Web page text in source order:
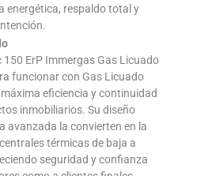
energética, respaldo total y
150 ErP Immergas Gas Licuado
funcionar con Gas Licuado
eficiencia y continuidad
inmobiliarios. Su diseño
avanzada la convierten en la
térmicas de baja a
seguridad y confianza